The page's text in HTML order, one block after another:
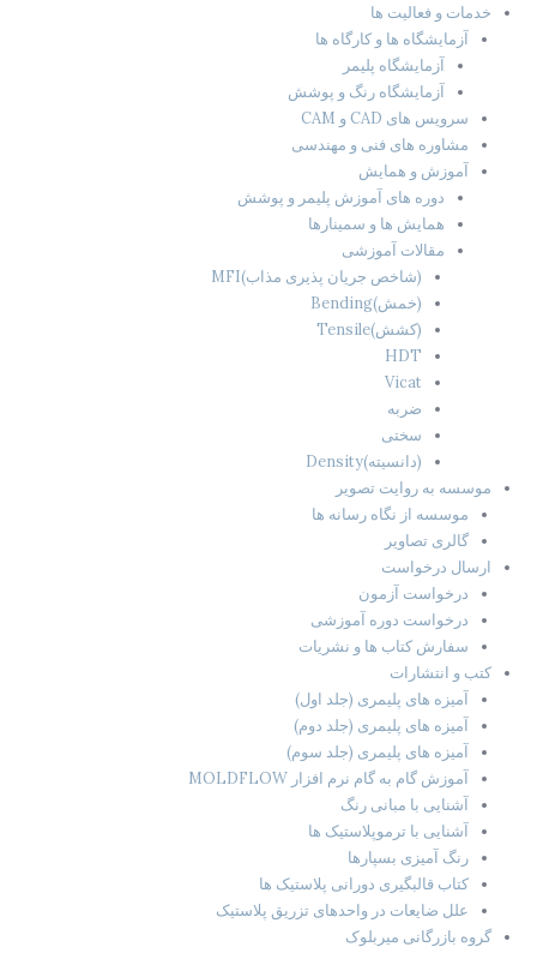
خدمات و فعالیت ها
آزمایشگاه ها و کارگاه ها
آزمایشگاه پلیمر
آزمایشگاه رنگ و پوشش
سرویس های CAD و CAM
مشاوره های فنی و مهندسی
آموزش و همایش
دوره های آموزش پلیمر و پوشش
همایش ها و سمینارها
مقالات آموزشی
(شاخص جریان پذیری مذاب)MFI
(خمش)Bending
(کشش)Tensile
HDT
Vicat
ضربه
سختی
(دانسیته)Density
موسسه به روایت تصویر
موسسه از نگاه رسانه ها
گالری تصاویر
ارسال درخواست
درخواست آزمون
درخواست دوره آموزشی
سفارش کتاب ها و نشریات
کتب و انتشارات
آمیزه های پلیمری (جلد اول)
آمیزه های پلیمری (جلد دوم)
آمیزه های پلیمری (جلد سوم)
آموزش گام به گام نرم افزار MOLDFLOW
آشنایی با مبانی رنگ
آشنایی با ترموپلاستیک ها
رنگ آمیزی بسپارها
کتاب قالبگیری دورانی پلاستیک ها
علل ضایعات در واحدهای تزریق پلاستیک
گروه بازرگانی میربلوک